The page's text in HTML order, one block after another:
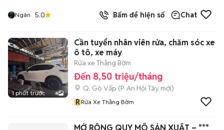
Ngân 5.0 Bấm để hiện số Chat
1 phút trước 4
Cần tuyển nhân viên rửa, chăm sóc xe
ô tô, xe máy
Rửa xe Thằng Bờm
Đến 8,50 triệu/tháng
Q. Gò Vấp (P. An Hội Tây mới)
R
Rửa Xe Thằng Bờm
MỞ RỘNG QUY MÔ SẢN XUẤT – ***